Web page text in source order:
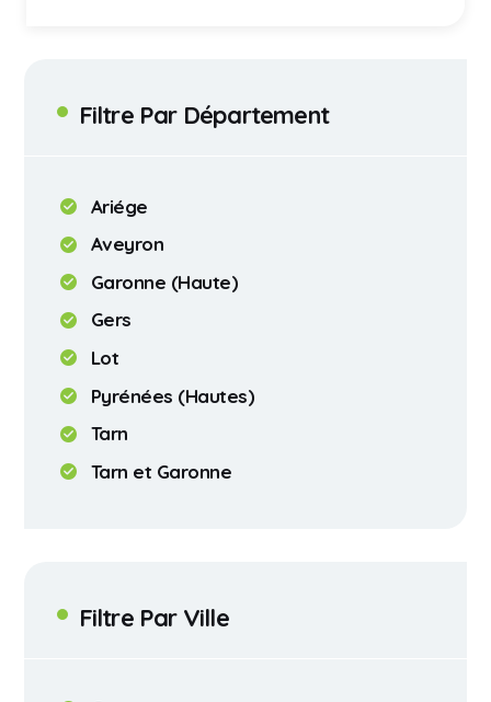
Filtre Par Département
Ariége
Aveyron
Garonne (Haute)
Gers
Lot
Pyrénées (Hautes)
Tarn
Tarn et Garonne
Filtre Par Ville